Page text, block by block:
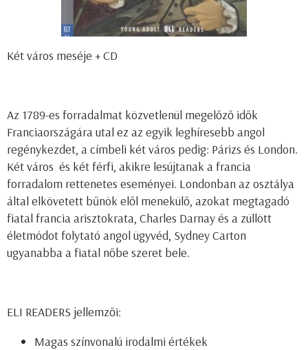
Két város meséje + CD
Az 1789-es forradalmat közvetlenül megelőző idők
Franciaországára utal ez az egyik leghíresebb angol
regénykezdet, a címbeli két város pedig: Párizs és London.
Két város  és két férfi, akikre lesújtanak a francia
forradalom rettenetes eseményei. Londonban az osztálya
által elkövetett bűnök elől menekülő, azokat megtagadó
fiatal francia arisztokrata, Charles Darnay és a züllött
életmódot folytató angol ügyvéd, Sydney Carton
ugyanabba a fiatal nőbe szeret bele.
ELI READERS jellemzői:
Magas színvonalú irodalmi értékek